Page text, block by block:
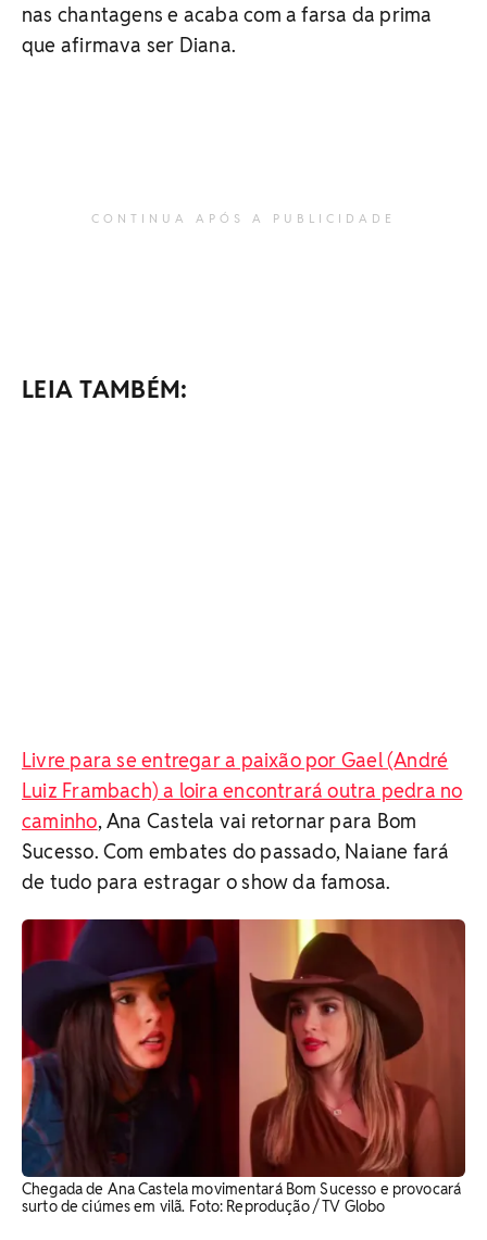
nas chantagens e acaba com a farsa da prima
que afirmava ser Diana.
CONTINUA APÓS A PUBLICIDADE
LEIA TAMBÉM:
Livre para se entregar a paixão por Gael (André
Luiz Frambach) a loira encontrará outra pedra no
caminho, Ana Castela vai retornar para Bom
Sucesso. Com embates do passado, Naiane fará
de tudo para estragar o show da famosa.
Chegada de Ana Castela movimentará Bom Sucesso e provocará
surto de ciúmes em vilã. ​Foto: Reprodução / TV Globo